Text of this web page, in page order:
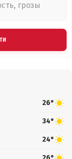
грозы
26°
34°
24°